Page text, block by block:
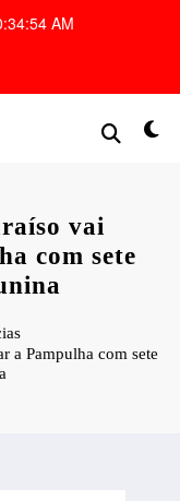
AM
vai
com sete
a Pampulha com sete